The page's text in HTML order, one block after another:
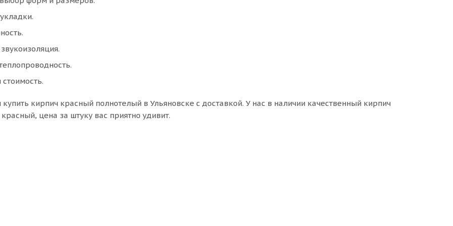
кирпич красный полнотелый в Ульяновске с доставкой. У нас в наличии качественный кирпич
цена за штуку вас приятно удивит.